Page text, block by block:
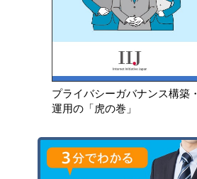
プライバシーガバナンス構築・
運用の「虎の巻」